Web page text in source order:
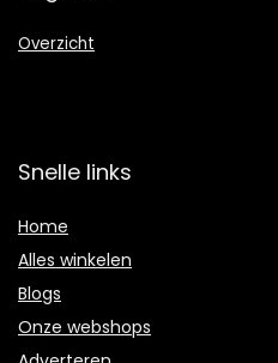
Overzicht
Snelle links
Home
Alles winkelen
Blogs
Onze webshops